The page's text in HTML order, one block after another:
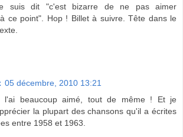
suis dit "c'est bizarre de ne pas aimer
ce point". Hop ! Billet à suivre. Tête dans le
05 décembre, 2010 13:21
l'ai beaucoup aimé, tout de même ! Et je
la plupart des chansons qu'il a écrites
entre 1958 et 1963.